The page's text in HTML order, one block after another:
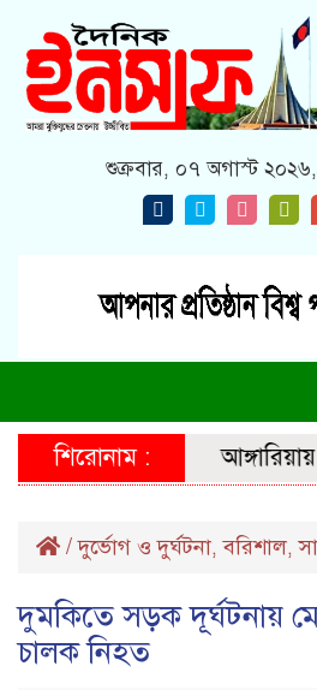
শুক্রবার, ০৭ অগাস্ট
শিরোনাম : আঙ্গারিয়ায়
/দুর্ভোগ ও দুর্ঘটনা,বরিশাল,
দুমকিতে সড়ক দূর্ঘটনায়
চালক নিহত